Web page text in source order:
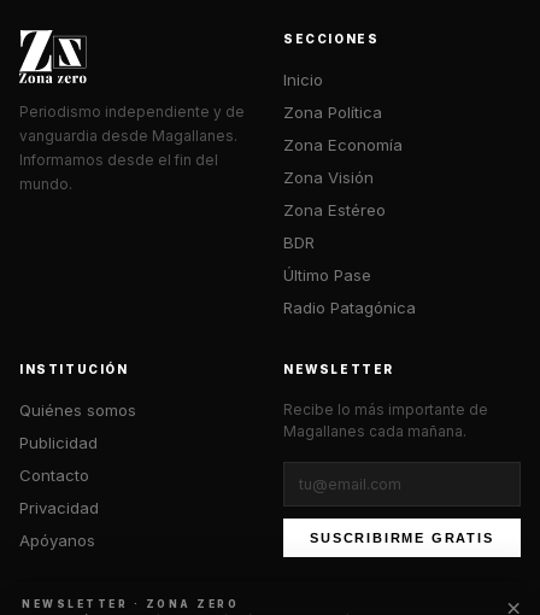
Periodismo independiente y de
vanguardia desde Magallanes.
Informamos desde el fin del
mundo.
SECCIONES
Inicio
Zona Política
Zona Economía
Zona Visión
Zona Estéreo
BDR
Último Pase
Radio Patagónica
INSTITUCIÓN
Quiénes somos
Publicidad
Contacto
Privacidad
Apóyanos
NEWSLETTER
Recibe lo más importante de
Magallanes cada mañana.
SUSCRIBIRME GRATIS
NEWSLETTER · ZONA ZERO ×